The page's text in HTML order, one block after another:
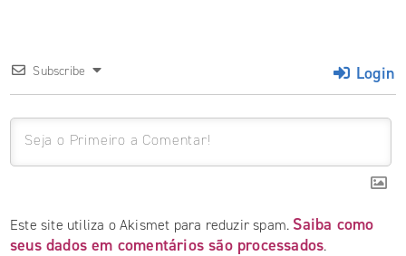
Subscribe Login
Este site utiliza o Akismet para reduzir spam. Saiba como
seus dados em comentários são processados.